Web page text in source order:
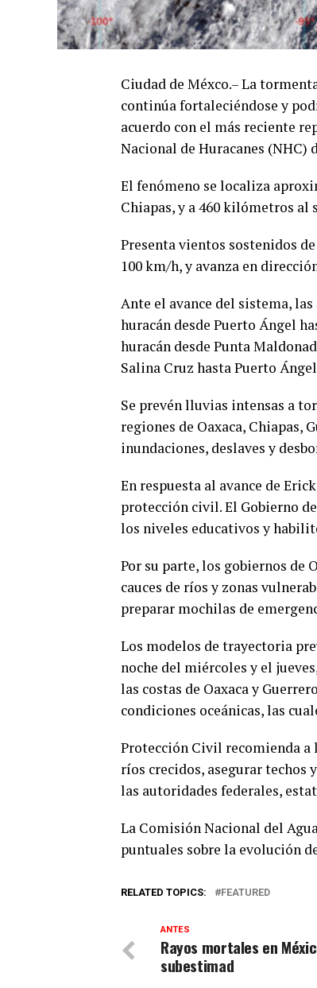
Ciudad de Méxco.– La
continúa fortaleciéndose y
acuerdo con el más reciente
Nacional de Huracanes (NHC)
El fenómeno se localiza
Chiapas, y a 460 kilómetros al
Presenta vientos sostenidos
100 km/h, y avanza en
Ante el avance del sistema,
huracán desde Puerto Ángel
huracán desde Punta
Salina Cruz hasta Puerto
Se prevén lluvias intensas a
regiones de Oaxaca, Chiapas,
inundaciones, deslaves y
En respuesta al avance de
protección civil. El Gobierno
los niveles educativos y
Por su parte, los gobiernos de
cauces de ríos y zonas
preparar mochilas de
Los modelos de trayectoria
noche del miércoles y el
las costas de Oaxaca y
condiciones oceánicas, las
Protección Civil recomienda
ríos crecidos, asegurar techos
las autoridades federales,
La Comisión Nacional del
puntuales sobre la evolución
RELATED TOPICS: FEATURED
ANTES
Rayos mortales en
subestimad